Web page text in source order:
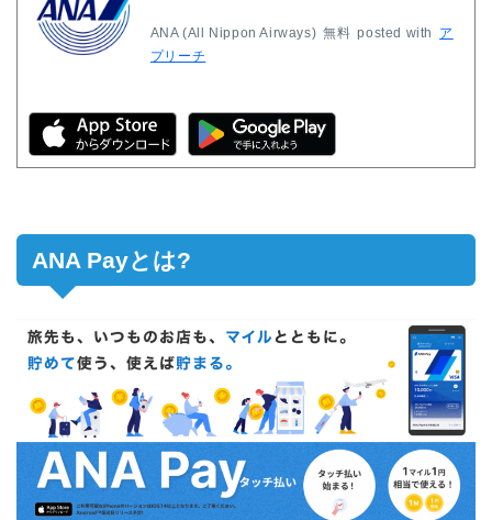
ANA (All Nippon Airways) 無料 posted with
ア
プリーチ
ANA Payとは?